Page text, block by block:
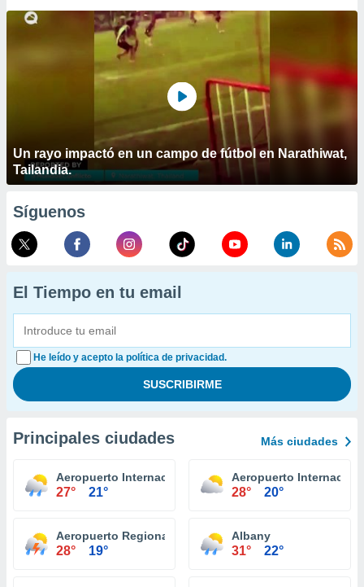
Un rayo impactó en un campo de fútbol en Narathiwat,
Tailandia.
Síguenos
El Tiempo en tu email
He leído y acepto la política de privacidad.
Principales ciudades Más ciudades
Aeropuerto Internacional Niagara Falls
27° 21°
Aeropuerto
28° 20°
Aeropuerto Regional Ithaca Tompkins
28° 19°
Albany
31° 22°